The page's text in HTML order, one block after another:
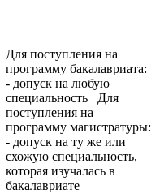
Для поступления на
программу бакалавриата:
- допуск на любую
специальность Для
поступления на
программу магистратуры:
- допуск на ту же или
схожую специальность,
которая изучалась в
бакалавриате